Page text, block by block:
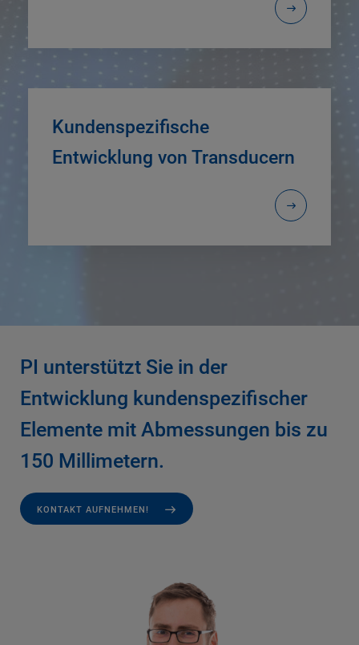
Kundenspezifische
Entwicklung von Transducern
PI unterstützt Sie in der
Entwicklung kundenspezifischer
Elemente mit Abmessungen bis zu
150 Millimetern.
KONTAKT AUFNEHMEN!